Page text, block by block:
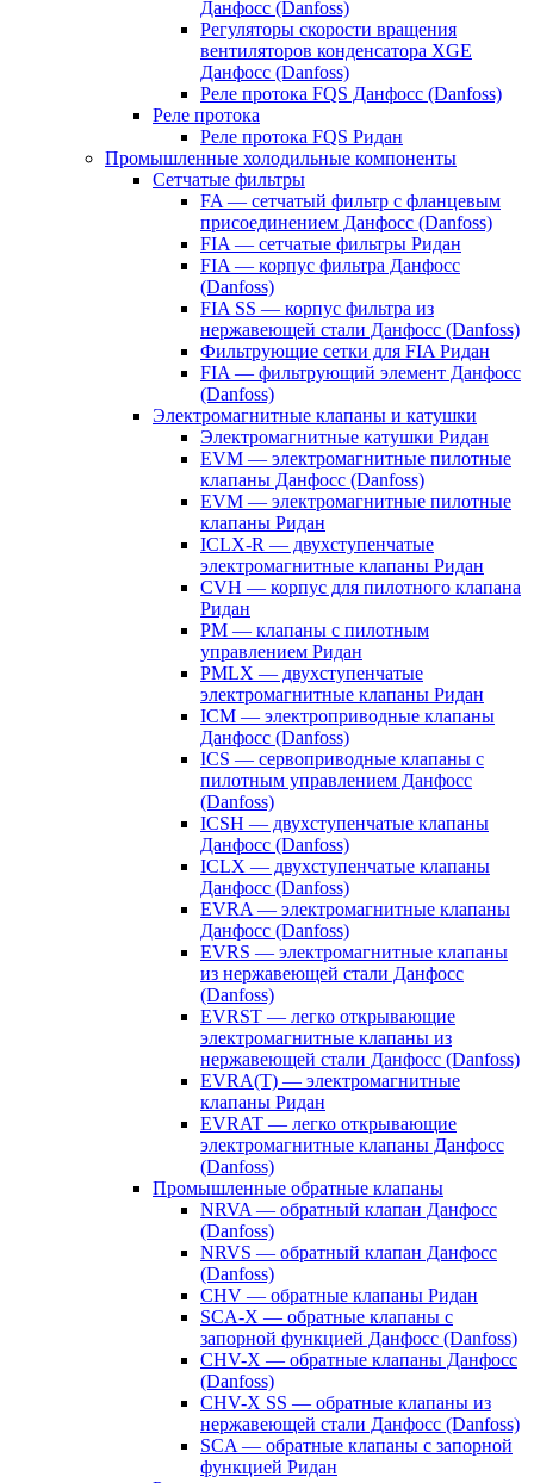
Данфосс (Danfoss)
Регуляторы скорости вращения
вентиляторов конденсатора XGE
Данфосс (Danfoss)
Реле протока FQS Данфосс (Danfoss)
Реле протока
Реле протока FQS Ридан
Промышленные холодильные компоненты
Сетчатые фильтры
FA — сетчатый фильтр с фланцевым
присоединением Данфосс (Danfoss)
FIA — сетчатые фильтры Ридан
FIA — корпус фильтра Данфосс
(Danfoss)
FIA SS — корпус фильтра из
нержавеющей стали Данфосс (Danfoss)
Фильтрующие сетки для FIA Ридан
FIA — фильтрующий элемент Данфосс
(Danfoss)
Электромагнитные клапаны и катушки
Электромагнитные катушки Ридан
EVM — электромагнитные пилотные
клапаны Данфосс (Danfoss)
EVM — электромагнитные пилотные
клапаны Ридан
ICLX-R — двухступенчатые
электромагнитные клапаны Ридан
CVH — корпус для пилотного клапана
Ридан
PM — клапаны с пилотным
управлением Ридан
PMLX — двухступенчатые
электромагнитные клапаны Ридан
ICM — электроприводные клапаны
Данфосс (Danfoss)
ICS — сервоприводные клапаны с
пилотным управлением Данфосс
(Danfoss)
ICSH — двухступенчатые клапаны
Данфосс (Danfoss)
ICLX — двухступенчатые клапаны
Данфосс (Danfoss)
EVRA — электромагнитные клапаны
Данфосс (Danfoss)
EVRS — электромагнитные клапаны
из нержавеющей стали Данфосс
(Danfoss)
EVRST — легко открывающие
электромагнитные клапаны из
нержавеющей стали Данфосс (Danfoss)
EVRA(T) — электромагнитные
клапаны Ридан
EVRAT — легко открывающие
электромагнитные клапаны Данфосс
(Danfoss)
Промышленные обратные клапаны
NRVA — обратный клапан Данфосс
(Danfoss)
NRVS — обратный клапан Данфосс
(Danfoss)
CHV — обратные клапаны Ридан
SCA-X — обратные клапаны с
запорной функцией Данфосс (Danfoss)
CHV-X — обратные клапаны Данфосс
(Danfoss)
CHV-X SS — обратные клапаны из
нержавеющей стали Данфосс (Danfoss)
SCA — обратные клапаны с запорной
функцией Ридан